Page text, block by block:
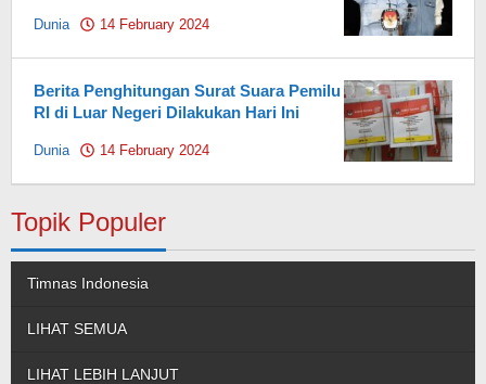
Dunia 14 February 2024
Berita Penghitungan Surat Suara Pemilu
RI di Luar Negeri Dilakukan Hari Ini
Dunia 14 February 2024
Topik Populer
Timnas Indonesia
LIHAT SEMUA
LIHAT LEBIH LANJUT